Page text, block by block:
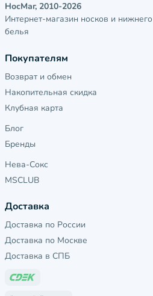
НосМаг, 2010-2026
Интернет-магазин носков и нижнего
белья
Покупателям
Возврат и обмен
Накопительная скидка
Клубная карта
Блог
Бренды
Нева-Сокс
MSCLUB
Доставка
Доставка по России
Доставка по Москве
Доставка в СПБ